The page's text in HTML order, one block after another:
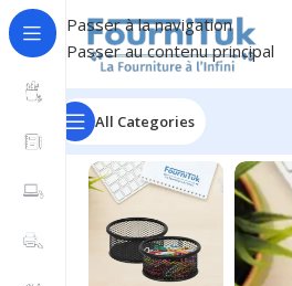
Passer à la navigation
Passer au contenu principal
All Categories
Accueil/Fourniture de Bureau